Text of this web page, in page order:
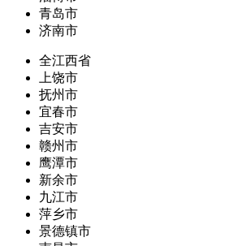
青岛市
济南市
全江西省
上饶市
抚州市
宜春市
吉安市
赣州市
鹰潭市
新余市
九江市
萍乡市
景德镇市